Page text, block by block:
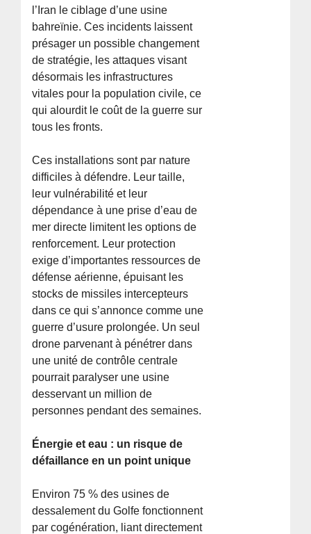
l’Iran le ciblage d’une usine
bahreïnie. Ces incidents laissent
présager un possible changement
de stratégie, les attaques visant
désormais les infrastructures
vitales pour la population civile, ce
qui alourdit le coût de la guerre sur
tous les fronts.
Ces installations sont par nature
difficiles à défendre. Leur taille,
leur vulnérabilité et leur
dépendance à une prise d’eau de
mer directe limitent les options de
renforcement. Leur protection
exige d’importantes ressources de
défense aérienne, épuisant les
stocks de missiles intercepteurs
dans ce qui s’annonce comme une
guerre d’usure prolongée. Un seul
drone parvenant à pénétrer dans
une unité de contrôle centrale
pourrait paralyser une usine
desservant un million de
personnes pendant des semaines.
Énergie et eau : un risque de
défaillance en un point unique
Environ 75 % des usines de
dessalement du Golfe fonctionnent
par cogénération, liant directement